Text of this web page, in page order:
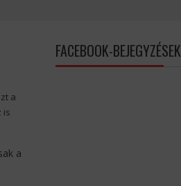
a
is
a
FACEBOOK-BEJEGYZÉSEK